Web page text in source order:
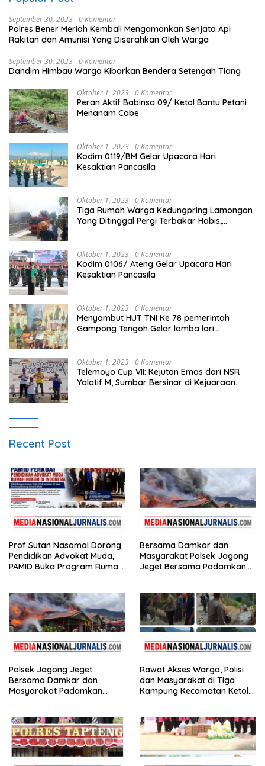
September 30, 2023 0 Komentar
Polres Bener Meriah Kembali Mengamankan Senjata Api
Rakitan dan Amunisi Yang Diserahkan Oleh Warga
September 30, 2023 0 Komentar
Dandim Himbau Warga Kibarkan Bendera Setengah Tiang
Oktober 1, 2023 0 Komentar
Peran Aktif Babinsa 09/ Ketol Bantu Petani
Menanam Cabe
Oktober 1, 2023 0 Komentar
Kodim 0119/BM Gelar Upacara Hari
Kesaktian Pancasila
Oktober 1, 2023 0 Komentar
Tiga Rumah Warga Kedungpring Lamongan
Yang Ditinggal Pergi Terbakar Habis,
Oktober 1, 2023 0 Komentar
Kodim 0106/ Ateng Gelar Upacara Hari
Kesaktian Pancasila
Oktober 1, 2023 0 Komentar
Menyambut HUT TNI Ke 78 pemerintah
Gampong Tengoh Gelar lomba lari
Oktober 1, 2023 0 Komentar
Telemoyo Cup VII: Kejutan Emas dari NSR
Yalatif M, Sumbar Bersinar di Kejuaraan
Recent Post
Prof Sutan Nasomal Dorong
Pendidikan Advokat Muda,
PAMID Buka Program Rumah
Bersama Damkar dan
Masyarakat Polsek Jagong
Jeget Bersama Padamkan
Polsek Jagong Jeget
Bersama Damkar dan
Masyarakat Padamkan
Rawat Akses Warga, Polisi
dan Masyarakat di Tiga
Kampung Kecamatan Ketol